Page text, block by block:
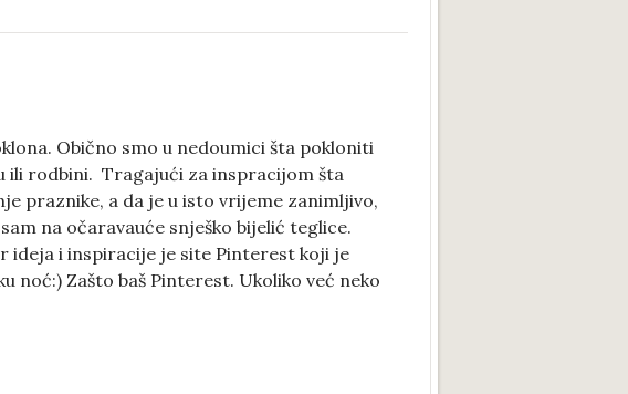
Obično smo u nedoumici šta pokloniti
ili rodbini. Tragajući za inspracijom šta
praznike, a da je u isto vrijeme zanimljivo,
na očaravauće snješko bijelić teglice.
ideja i inspiracije je site Pinterest koji je
noć:) Zašto baš Pinterest. Ukoliko već neko